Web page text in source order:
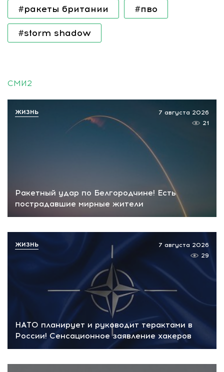
#ракеты британии #пво
#storm shadow
СМИ2
Ракетный удар по Белгородчине! Есть
пострадавшие мирные жители
7 августа 2026
21
ЖИЗНЬ
НАТО планирует и руководит терактами в
России! Сенсационное заявление хакеров
7 августа 2026
29
ЖИЗНЬ